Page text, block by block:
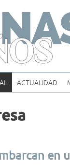
ACTUALIDAD
en